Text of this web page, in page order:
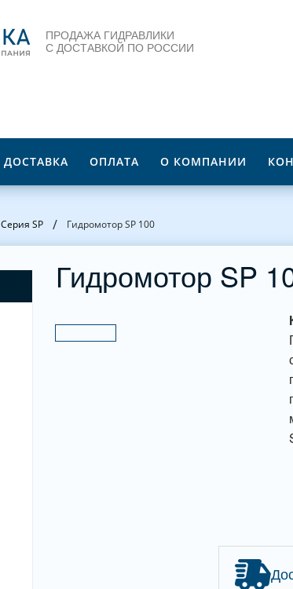
ПРОДАЖА ГИДРАВЛИКИ
С ДОСТАВКОЙ ПО РОССИИ
ДОСТАВКА ОПЛАТА О КОМПАНИИ
Серия SP / Гидромотор SP 100
Гидромотор SP